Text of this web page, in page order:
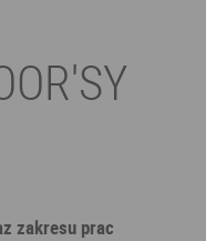
zakresu prac